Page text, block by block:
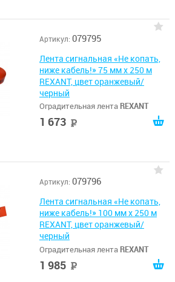
Артикул: 079795
Лента сигнальная «Не копать,
ниже кабель!» 75 мм х 250 м
REXANT, цвет оранжевый/
черный
Оградительная лента REXANT
1 673
Артикул: 079796
Лента сигнальная «Не копать,
ниже кабель!» 100 мм х 250 м
REXANT, цвет оранжевый/
черный
Оградительная лента REXANT
1 985